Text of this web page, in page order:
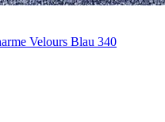
Velours Blau 340